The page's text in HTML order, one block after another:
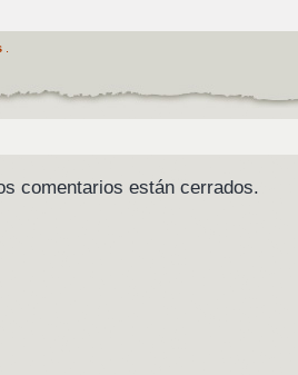
.
comentarios están cerrados.